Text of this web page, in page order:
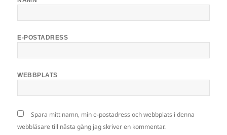
E-POSTADRESS
WEBBPLATS
Spara mitt namn, min e-postadress och webbplats i denna
webbläsare till nästa gång jag skriver en kommentar.